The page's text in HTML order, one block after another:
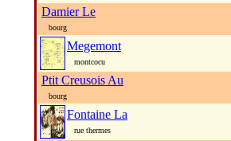
Damier Le
bourg
Megemont
montcocu
Ptit Creusois Au
bourg
Fontaine La
rue thermes